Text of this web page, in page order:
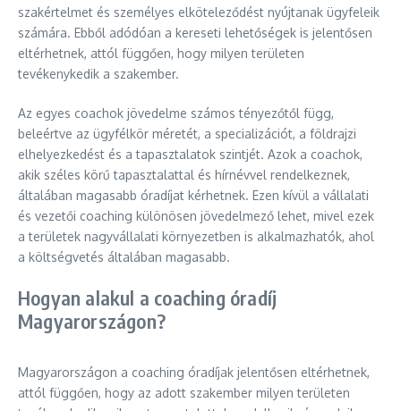
szakértelmet és személyes elköteleződést nyújtanak ügyfeleik
számára. Ebből adódóan a kereseti lehetőségek is jelentősen
eltérhetnek, attól függően, hogy milyen területen
tevékenykedik a szakember.
Az egyes coachok jövedelme számos tényezőtől függ,
beleértve az ügyfélkör méretét, a specializációt, a földrajzi
elhelyezkedést és a tapasztalatok szintjét. Azok a coachok,
akik széles körű tapasztalattal és hírnévvel rendelkeznek,
általában magasabb óradíjat kérhetnek. Ezen kívül a vállalati
és vezetői coaching különösen jövedelmező lehet, mivel ezek
a területek nagyvállalati környezetben is alkalmazhatók, ahol
a költségvetés általában magasabb.
Hogyan alakul a coaching óradíj
Magyarországon?
Magyarországon a coaching óradíjak jelentősen eltérhetnek,
attól függően, hogy az adott szakember milyen területen